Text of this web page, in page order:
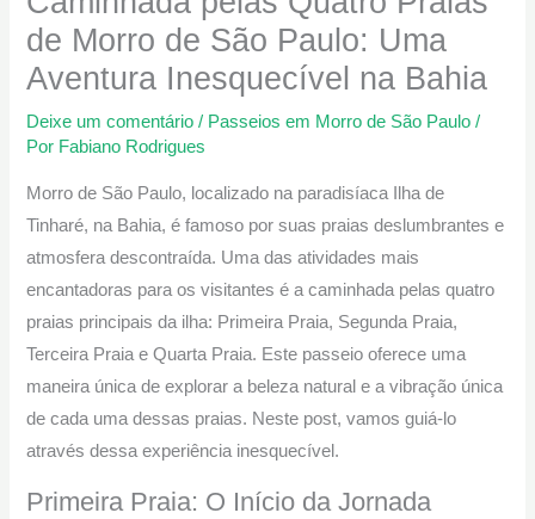
de Morro de São Paulo: Uma
Aventura Inesquecível na Bahia
Deixe um comentário / Passeios em Morro de São Paulo /
Por Fabiano Rodrigues
Morro de São Paulo, localizado na paradisíaca Ilha de
Tinharé, na Bahia, é famoso por suas praias deslumbrantes e
atmosfera descontraída. Uma das atividades mais
encantadoras para os visitantes é a caminhada pelas quatro
praias principais da ilha: Primeira Praia, Segunda Praia,
Terceira Praia e Quarta Praia. Este passeio oferece uma
maneira única de explorar a beleza natural e a vibração única
de cada uma dessas praias. Neste post, vamos guiá-lo
através dessa experiência inesquecível.
Primeira Praia: O Início da Jornada